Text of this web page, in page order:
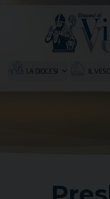
LA DIOCESI IL